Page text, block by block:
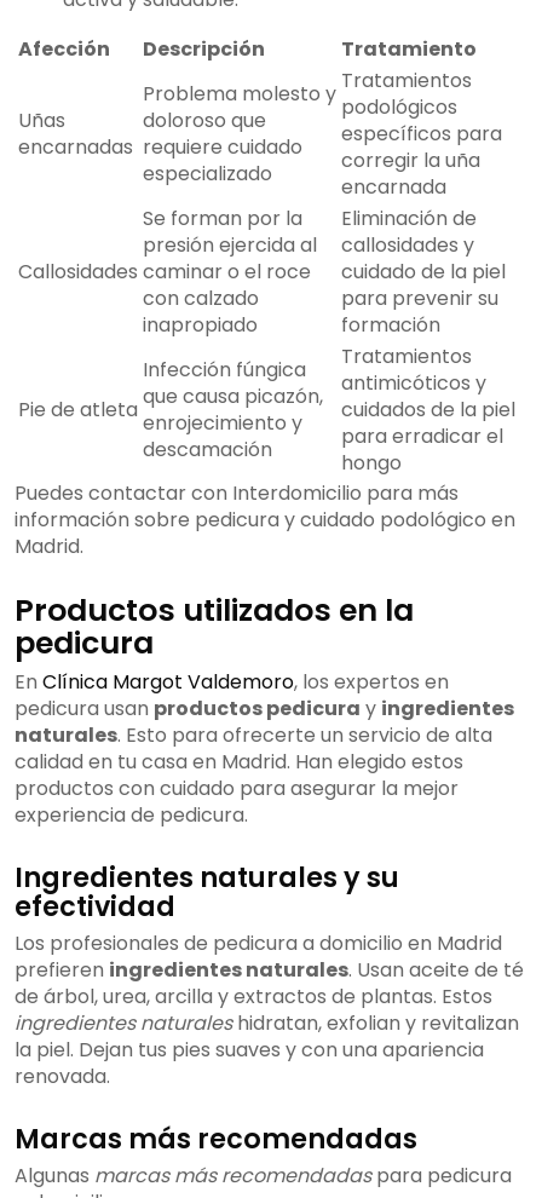
Afección
Descripción Tratamiento
Uñas
encarnadas
Problema molesto y
doloroso que
requiere cuidado
especializado
Tratamientos
podológicos
específicos para
corregir la uña
encarnada
Callosidades
Se forman por la
presión ejercida al
caminar o el roce
con calzado
inapropiado
Eliminación de
callosidades y
cuidado de la piel
para prevenir su
formación
Pie de atleta
Infección fúngica
que causa picazón,
enrojecimiento y
descamación
Tratamientos
antimicóticos y
cuidados de la piel
para erradicar el
hongo
Puedes contactar con Interdomicilio para más
información sobre pedicura y cuidado podológico en
Madrid.
Productos utilizados en la
pedicura
En Clínica Margot Valdemoro, los expertos en
pedicura usan productos pedicura y ingredientes
naturales. Esto para ofrecerte un servicio de alta
calidad en tu casa en Madrid. Han elegido estos
productos con cuidado para asegurar la mejor
experiencia de pedicura.
Ingredientes naturales y su
efectividad
Los profesionales de pedicura a domicilio en Madrid
prefieren ingredientes naturales. Usan aceite de té
de árbol, urea, arcilla y extractos de plantas. Estos
ingredientes naturaleshidratan, exfolian y revitalizan
la piel. Dejan tus pies suaves y con una apariencia
renovada.
Marcas más recomendadas
Algunas marcas más recomendadaspara pedicura